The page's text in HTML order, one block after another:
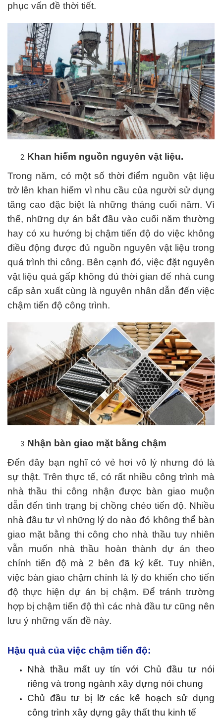
phục vấn đề thời tiết.
Khan hiếm nguồn nguyên vật liệu.
Trong năm, có một số thời điểm nguồn vật liệu
trở lên khan hiếm vì nhu cầu của người sử dụng
tăng cao đặc biệt là những tháng cuối năm. Vì
thế, những dự án bắt đầu vào cuối năm thường
hay có xu hướng bị chậm tiến độ do việc không
điều động được đủ nguồn nguyên vật liệu trong
quá trình thi công. Bên cạnh đó, việc đặt nguyên
vật liệu quá gấp không đủ thời gian để nhà cung
cấp sản xuất cùng là nguyên nhân dẫn đến việc
chậm tiến độ công trình.
Nhận bàn giao mặt bằng chậm
Đến đây bạn nghĩ có vẻ hơi vô lý nhưng đó là
sự thật. Trên thực tế, có rất nhiều công trình mà
nhà thầu thi công nhận được bàn giao muộn
dẫn đến tình trạng bị chồng chéo tiến độ. Nhiều
nhà đầu tư vì những lý do nào đó không thể bàn
giao mặt bằng thi công cho nhà thầu tuy nhiên
vẫn muốn nhà thầu hoàn thành dự án theo
chính tiến độ mà 2 bên đã ký kết. Tuy nhiên,
việc bàn giao chậm chính là lý do khiến cho tiến
độ thực hiện dự án bị chậm. Để tránh trường
hợp bị chậm tiến độ thì các nhà đầu tư cũng nên
lưu ý những vấn đề này.
Hậu quả của việc chậm tiến độ:
Nhà thầu mất uy tín với Chủ đầu tư nói
riêng và trong ngành xây dựng nói chung
Chủ đầu tư bị lỡ các kế hoạch sử dụng
công trình xây dựng gây thất thu kinh tế